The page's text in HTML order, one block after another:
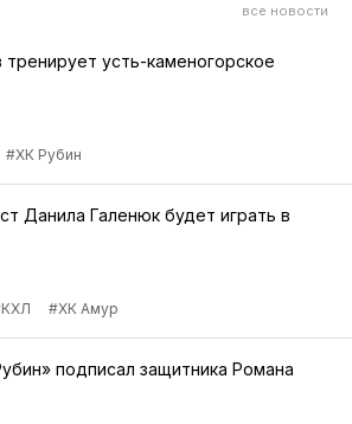
все новости
усть-каменогорское
#ХК Рубин
Данила Галенюк будет играть в
#ХК Амур
подписал защитника Романа